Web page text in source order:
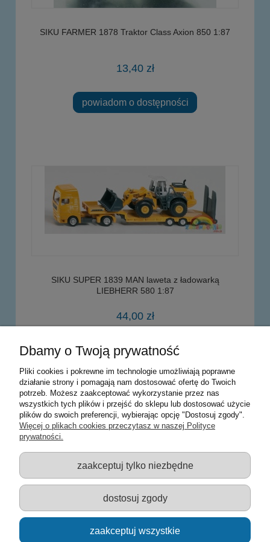
SIKU FARMER 1878 Traktor Class Axion 850 1:87
13,40 zł
powiadom o dostępności
SIKU SUPER 1839 MAN laweta z ładowarką
LIEBHERR 580 1:87
44,00 zł
powiadom o dostępności
Warunki zakupów
Moje konto
Informacje o sklepie
Sklep z zabawkami Łódź :: Hurownia zabawek :: Zabawki
edukacyjne :: Zestawy artystyczne :: Zabawki :: samochody Welly
:: Zabawkownia :: zabawki dla dzieci :: Lalki :: Klocki :: Artykuły
szkolne ::
Dbamy o Twoją prywatność
Pliki cookies i pokrewne im technologie umożliwiają poprawne
działanie strony i pomagają nam dostosować ofertę do Twoich
potrzeb. Możesz zaakceptować wykorzystanie przez nas
wszystkich tych plików i przejść do sklepu lub dostosować użycie
plików do swoich preferencji, wybierając opcję "Dostosuj zgody".
Więcej o plikach cookies przeczytasz w naszej Polityce
prywatności.
zaakceptuj tylko niezbędne
dostosuj zgody
zaakceptuj wszystkie